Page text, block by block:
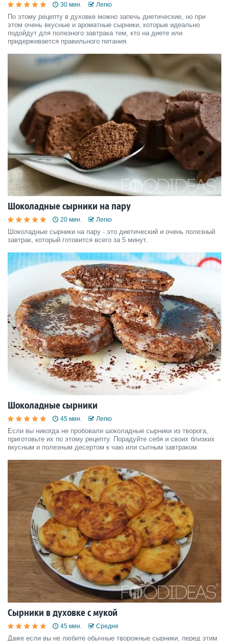
30 мин. Легко
По этому рецепту в духовке можно запечь диетические, но при
этом очень вкусные и ароматные сырники, которые идеально
подойдут для полезного завтрака тем, кто на диете или
придерживается правильного питания.
Шоколадные сырники на пару
20 мин. Легко
Шоколадные сырники на пару - это диетический и очень полезный
завтрак, который готовится всего за 5 минут.
Шоколадные сырники
45 мин. Легко
Если вы никогда не пробовали шоколадные сырники из творога,
приготовьте их по этому рецепту. Порадуйте себя и своих близких
вкусным и полезным десертом к чаю или сытным завтраком.
Сырники в духовке с мукой
45 мин. Средне
Даже если вы не любите обычные творожные сырники, перед этим